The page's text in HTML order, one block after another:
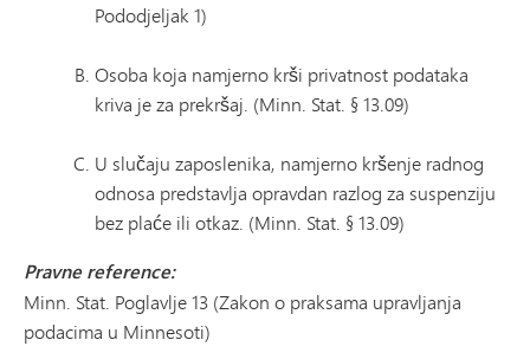
Pododjeljak 1)
Osoba koja namjerno krši privatnost podataka
kriva je za prekršaj. (Minn. Stat. § 13.09)
U slučaju zaposlenika, namjerno kršenje radnog
odnosa predstavlja opravdan razlog za suspenziju
bez plaće ili otkaz. (Minn. Stat. § 13.09)
Pravne reference:
Minn. Stat. Poglavlje 13 (Zakon o praksama upravljanja
podacima u Minnesoti)